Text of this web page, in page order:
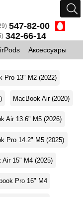
547-82-00
342-66-14
Аксессуары
Pro 13" M2 (2022)
MacBook Air (2020)
Air 13.6" M5 (2026)
Pro 14.2" M5 (2025)
Air 15" M4 (2025)
Pro 16" M4